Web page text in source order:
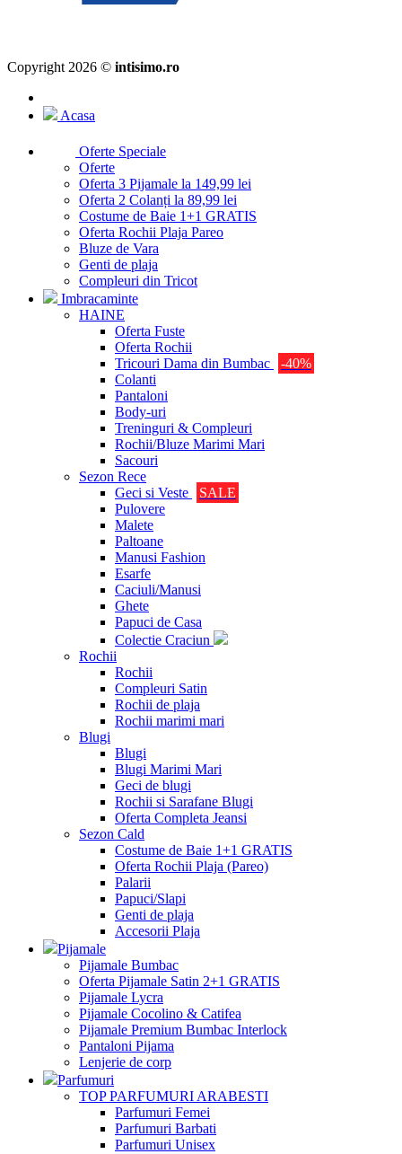
Copyright 2026 © intisimo.ro
Acasa
Oferte Speciale
Oferte
Oferta 3 Pijamale la 149,99 lei
Oferta 2 Colanți la 89,99 lei
Costume de Baie 1+1 GRATIS
Oferta Rochii Plaja Pareo
Bluze de Vara
Genti de plaja
Compleuri din Tricot
Imbracaminte
HAINE
Oferta Fuste
Oferta Rochii
Tricouri Dama din Bumbac
-40%
Colanti
Pantaloni
Body-uri
Treninguri & Compleuri
Rochii/Bluze Marimi Mari
Sacouri
Sezon Rece
Geci si Veste
SALE
Pulovere
Malete
Paltoane
Manusi Fashion
Esarfe
Caciuli/Manusi
Ghete
Papuci de Casa
Colectie Craciun
Rochii
Rochii
Compleuri Satin
Rochii de plaja
Rochii marimi mari
Blugi
Blugi
Blugi Marimi Mari
Geci de blugi
Rochii si Sarafane Blugi
Oferta Completa Jeansi
Sezon Cald
Costume de Baie 1+1 GRATIS
Oferta Rochii Plaja (Pareo)
Palarii
Papuci/Slapi
Genti de plaja
Accesorii Plaja
Pijamale
Pijamale Bumbac
Oferta Pijamale Satin 2+1 GRATIS
Pijamale Lycra
Pijamale Cocolino & Catifea
Pijamale Premium Bumbac Interlock
Pantaloni Pijama
Lenjerie de corp
Parfumuri
TOP PARFUMURI ARABESTI
Parfumuri Femei
Parfumuri Barbati
Parfumuri Unisex